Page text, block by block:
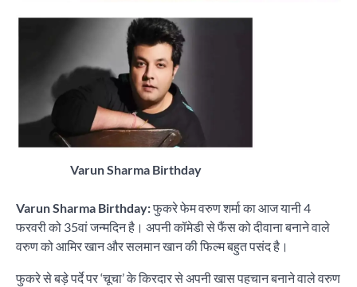
Varun Sharma Birthday
Varun Sharma Birthday:फुकरे फेम वरुण शर्मा का आज यानी 4
फरवरी को 35वां जन्मदिन है। अपनी कॉमेडी से फैंस को दीवाना बनाने वाले
वरुण को आमिर खान और सलमान खान की फिल्म बहुत पसंद है।
फुकरे से बड़े पर्दे पर ‘चूचा’ के किरदार से अपनी खास पहचान बनाने वाले वरुण